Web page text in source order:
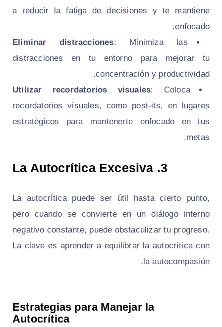
a reducir la fatiga de decisiones y te mantiene
enfocado.
Eliminar distracciones: Minimiza las
distracciones en tu entorno para mejorar tu
concentración y productividad.
Utilizar recordatorios visuales: Coloca
recordatorios visuales, como post-its, en lugares
estratégicos para mantenerte enfocado en tus
metas.
3. La Autocrítica Excesiva
La autocrítica puede ser útil hasta cierto punto,
pero cuando se convierte en un diálogo interno
negativo constante, puede obstaculizar tu progreso.
La clave es aprender a equilibrar la autocrítica con
la autocompasión.
Estrategias para Manejar la
Autocrítica